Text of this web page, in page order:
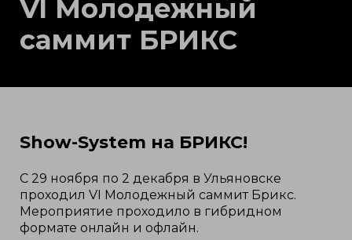
VI Молодежный
саммит БРИКС
Show-System на БРИКС!
С 29 ноября по 2 декабря в Ульяновске
проходил VI Молодежный саммит Брикс.
Мероприятие проходило в гибридном
формате онлайн и офлайн.